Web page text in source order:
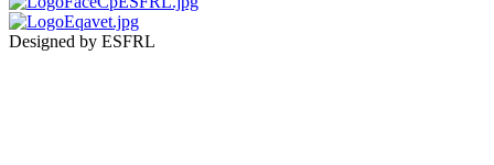
Designed by ESFRL